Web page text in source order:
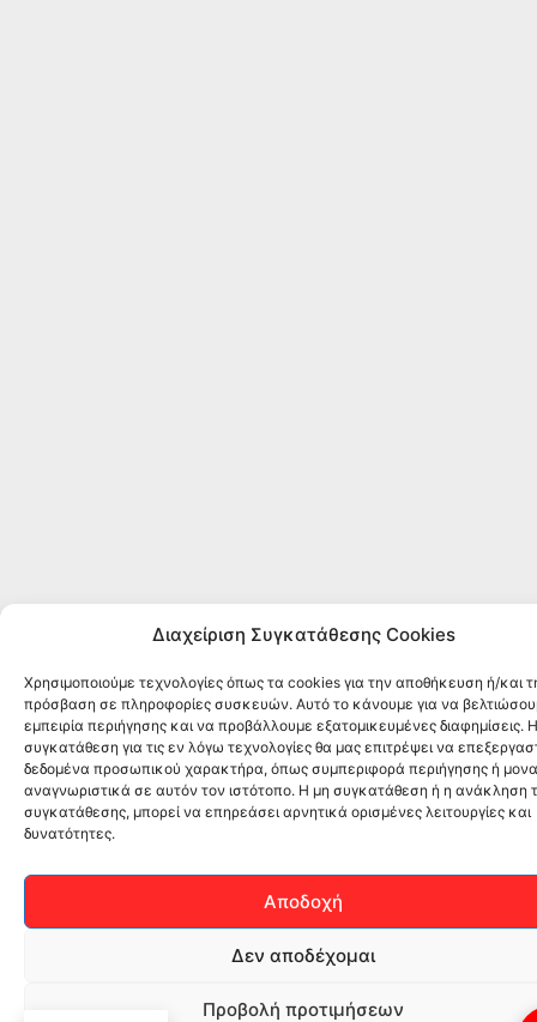
Διαχείριση Συγκατάθεσης Cookies
Χρησιμοποιούμε τεχνολογίες όπως τα cookies για την αποθήκευση ή/και
πρόσβαση σε πληροφορίες συσκευών. Αυτό το κάνουμε για να
εμπειρία περιήγησης και να προβάλλουμε εξατομικευμένες διαφημίσεις. Η
συγκατάθεση για τις εν λόγω τεχνολογίες θα μας επιτρέψει να
δεδομένα προσωπικού χαρακτήρα, όπως συμπεριφορά περιήγησης ή
αναγνωριστικά σε αυτόν τον ιστότοπο. Η μη συγκατάθεση ή η ανάκληση
συγκατάθεσης, μπορεί να επηρεάσει αρνητικά ορισμένες λειτουργίες και
δυνατότητες.
Αποδοχή
Δεν αποδέχομαι
Προβολή προτιμήσεων